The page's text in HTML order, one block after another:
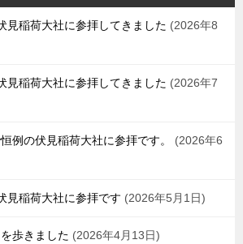
見稲荷大社に参拝してきました
2026年8
見稲荷大社に参拝してきました
2026年7
例の伏見稲荷大社に参拝です。
2026年6
見稲荷大社に参拝です 2026年5月1日
歩きました 2026年4月13日